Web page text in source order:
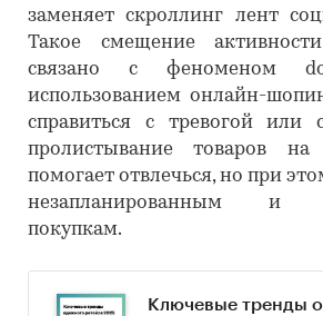
заменяет скроллинг лент
Такое смещение
связано с феноменом
использованием онлайн-
справиться с тревогой или
пролистывание товаров на
помогает отвлечься, но при
незапланированным и
покупкам.
Ключевые тренды